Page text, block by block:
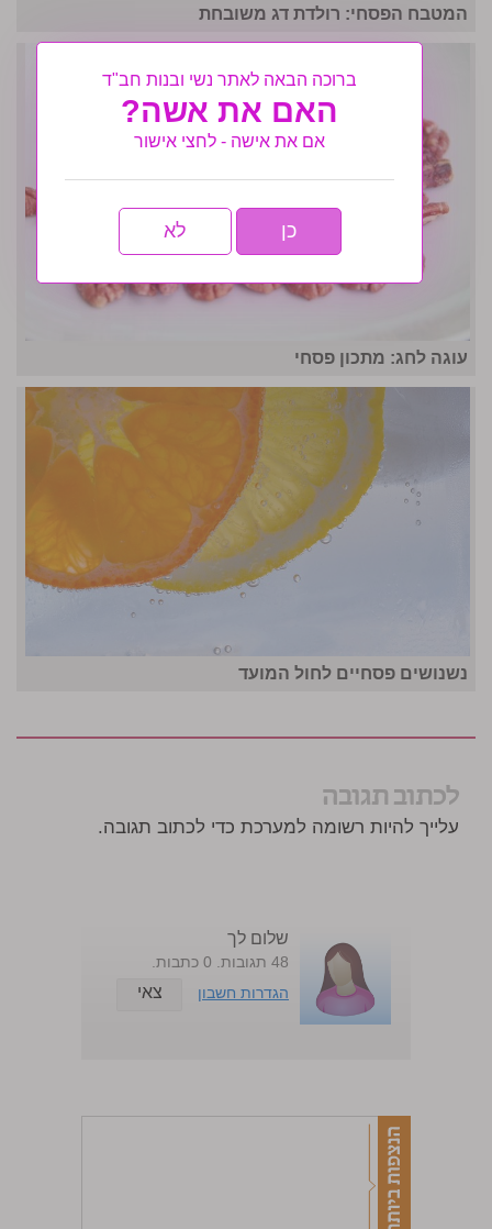
המטבח הפסחי: רולדת דג משובחת
עוגה לחג: מתכון פסחי
נשנושים פסחיים לחול המועד
לכתוב תגובה
עלייך להיות רשומה למערכת כדי לכתוב תגובה.
שלום לך
48 תגובות. 0 כתבות.
הגדרות חשבון
צאי
ברוכה הבאה לאתר נשי ובנות חב"ד
האם את אשה?
אם את אישה - לחצי אישור
כן לא